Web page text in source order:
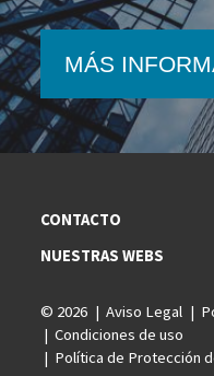
MÁS
CONTACTO
NUESTRAS WEBS
© 2026 Aviso Legal
Condiciones de uso
Política de Protección